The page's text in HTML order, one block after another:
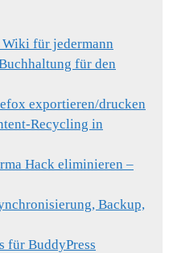
für jedermann
für den
exportieren/drucken
Recycling in
Hack eliminieren –
Backup,
für BuddyPress